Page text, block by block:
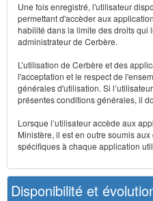
Une fois enregistré, l'utilisateur
permettant d'accèder aux
habilité dans la limite des droits qui
administrateur de Cerbère.
L’utilisation de Cerbère et des
l'acceptation et le respect de
générales d'utilisation. Si
présentes conditions générales, il
Lorsque l’utilisateur accède aux
Ministère, il est en outre soumis
spécifiques à chaque application
Disponibilité et